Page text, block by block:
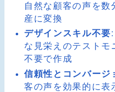
自然な顧客の声を数
産に変換
デザインスキル不要
な見栄えのテストモ
不要で作成
信頼性とコンバージ
客の声を効果的に表